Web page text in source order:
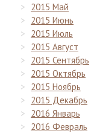
2015 Май
2015 Июнь
2015 Июль
2015 Август
2015 Сентябрь
2015 Октябрь
2015 Ноябрь
2015 Декабрь
2016 Январь
2016 Февраль